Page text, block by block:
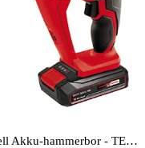
Einhell Akku-hammerbor - TE-HD 18 Li (1x2.5 Ah)